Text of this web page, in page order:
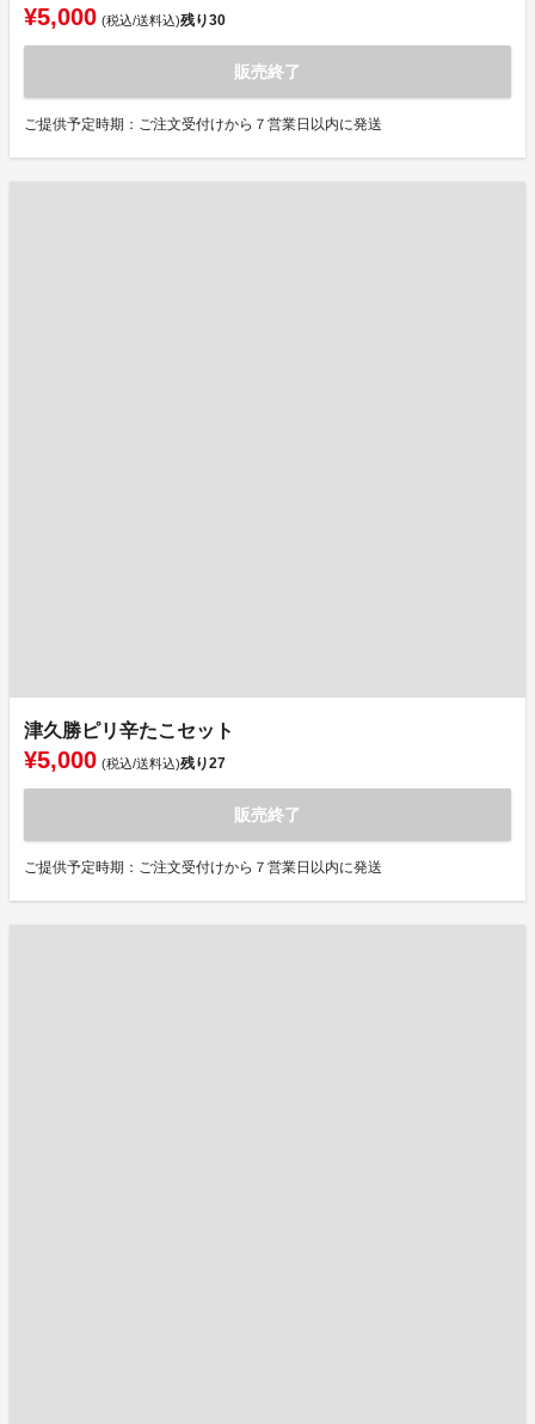
¥5,000 (税込/送料込)残り30
販売終了
ご提供予定時期：ご注文受付けから７営業日以内に発送
津久勝ピリ辛たこセット
¥5,000 (税込/送料込)残り27
販売終了
ご提供予定時期：ご注文受付けから７営業日以内に発送